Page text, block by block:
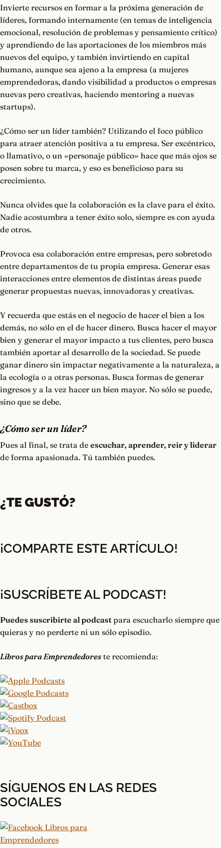
Invierte recursos en formar a la próxima generación de
líderes, formando internamente (en temas de inteligencia
emocional, resolución de problemas y pensamiento crítico)
y aprendiendo de las aportaciones de los miembros más
nuevos del equipo, y también invirtiendo en capital
humano, aunque sea ajeno a la empresa (a mujeres
emprendedoras, dando visibilidad a productos o empresas
nuevas pero creativas, haciendo mentoring a nuevas
startups).
¿Cómo ser un líder también? Utilizando el foco público
para atraer atención positiva a tu empresa. Ser excéntrico,
o llamativo, o un «personaje público» hace que más ojos se
posen sobre tu marca, y eso es beneficioso para su
crecimiento.
Nunca olvides que la colaboración es la clave para el éxito.
Nadie acostumbra a tener éxito solo, siempre es con ayuda
de otros.
Provoca esa colaboración entre empresas, pero sobretodo
entre departamentos de tu propia empresa. Generar esas
interacciones entre elementos de distintas áreas puede
generar propuestas nuevas, innovadoras y creativas.
Y recuerda que estás en el negocio de hacer el bien a los
demás, no sólo en el de hacer dinero. Busca hacer el mayor
bien y generar el mayor impacto a tus clientes, pero busca
también aportar al desarrollo de la sociedad. Se puede
ganar dinero sin impactar negativamente a la naturaleza, a
la ecología o a otras personas. Busca formas de generar
ingresos y a la vez hacer un bien mayor. No sólo se puede,
sino que se debe.
¿Cómo ser un líder?
Pues al final, se trata de escuchar, aprender, reir y liderar
de forma apasionada. Tú también puedes.
¿TE GUSTÓ?
¡COMPARTE ESTE ARTÍCULO!
¡SUSCRÍBETE AL PODCAST!
Puedes suscribirte al podcast para escucharlo siempre que
quieras y no perderte ni un sólo episodio.
Libros para Emprendedoreste recomienda:
SÍGUENOS EN LAS REDES
SOCIALES